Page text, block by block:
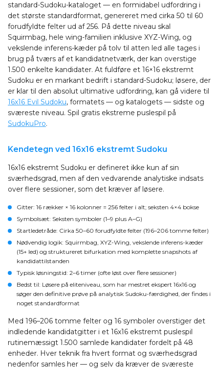
standard-Sudoku-kataloget — en formidabel udfordring i
det største standardformat, genereret med cirka 50 til 60
forudfyldte felter ud af 256. På dette niveau skal
Squirmbag, hele wing-familien inklusive XYZ-Wing, og
vekslende inferens-kæder på tolv til atten led alle tages i
brug på tværs af et kandidatnetværk, der kan overstige
1.500 enkelte kandidater. At fuldføre et 16×16 ekstremt
Sudoku er en markant bedrift i standard-Sudoku; løsere, der
er klar til den absolut ultimative udfordring, kan gå videre til
16x16 Evil Sudoku, formatets — og katalogets — sidste og
sværeste niveau. Spil gratis ekstreme puslespil på
SudokuPro.
Kendetegn ved 16x16 ekstremt Sudoku
16x16 ekstremt Sudoku er defineret ikke kun af sin
sværhedsgrad, men af den vedvarende analytiske indsats
over flere sessioner, som det kræver af løsere.
Gitter: 16 rækker × 16 kolonner = 256 felter i alt; seksten 4×4 bokse
Symbolsæt: Seksten symboler (1–9 plus A–G)
Startledetråde: Cirka 50–60 forudfyldte felter (196–206 tomme felter)
Nødvendig logik: Squirmbag, XYZ-Wing, vekslende inferens-kæder
(15+ led) og struktureret bifurkation med komplette snapshots af
kandidattilstanden
Typisk løsningstid: 2–6 timer (ofte løst over flere sessioner)
Bedst til: Løsere på eliteniveau, som har mestret ekspert 16x16 og
søger den definitive prøve på analytisk Sudoku-færdighed, der findes i
noget standardformat
Med 196–206 tomme felter og 16 symboler overstiger det
indledende kandidatgitter i et 16x16 ekstremt puslespil
rutinemæssigt 1.500 samlede kandidater fordelt på 48
enheder. Hver teknik fra hvert format og sværhedsgrad
nedenfor samles her — og selv da kræver de sværeste